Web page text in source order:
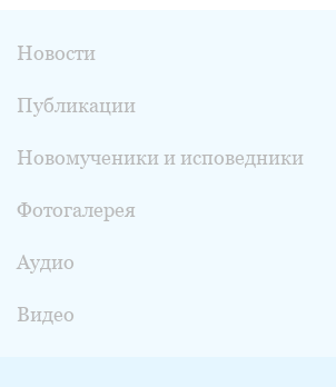
Новости
Публикации
Новомученики и исповедники
Фотогалерея
Аудио
Видео